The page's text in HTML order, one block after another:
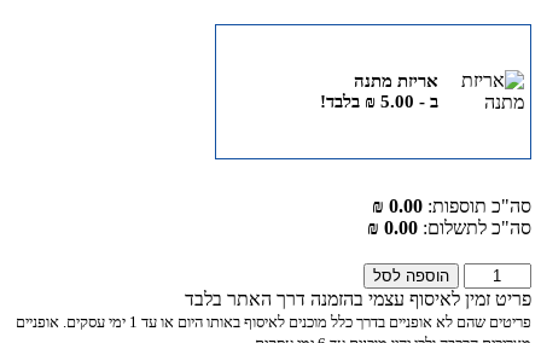
אריזת מתנה
ב -
₪ 5.00 בלבד!
סה"כ תוספות: 0.00 ₪
סה"כ לתשלום: 0.00 ₪
כמות
של
דמות
פורטנייט
הוספה לסל
פריט זמין לאיסוף עצמי בהזמנה דרך האתר בלבד
פריטים שהם לא אופניים בדרך כלל מוכנים לאיסוף באותו היום או עד 1 ימי עסקים. אופניים